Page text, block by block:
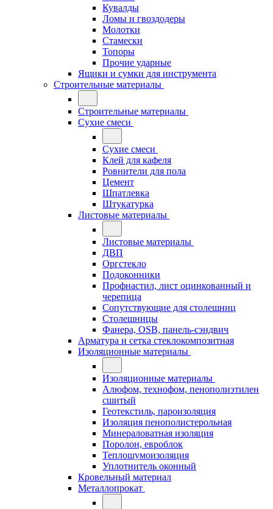
Кувалды
Ломы и гвоздодеры
Молотки
Стамески
Топоры
Прочие ударные
Ящики и сумки для инструмента
Строительные материалы
Строительные материалы
Сухие смеси
Сухие смеси
Клей для кафеля
Ровнители для пола
Цемент
Шпатлевка
Штукатурка
Листовые материалы
Листовые материалы
ДВП
Оргстекло
Подоконники
Профнастил, лист оцинкованный и
черепица
Сопутствующие для столешниц
Столешницы
Фанера, OSB, панель-сэндвич
Арматура и сетка стеклокомпозитная
Изоляционные материалы
Изоляционные материалы
Алюфом, технофом, пенополиэтилен
сшитый
Геотекстиль, пароизоляция
Изоляция пенополистерольная
Минераловатная изоляция
Поролон, евроблок
Теплошумоизоляция
Уплотнитель оконный
Кровельный материал
Металлопрокат